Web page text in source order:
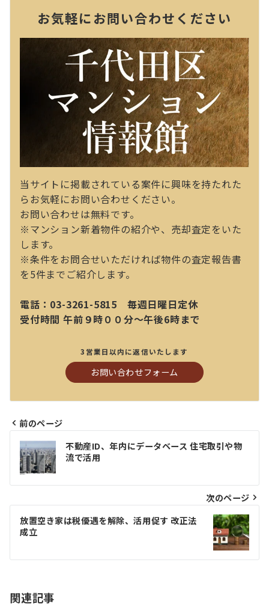
お気軽にお問い合わせください
当サイトに掲載されている案件に興味を持たれた
らお気軽にお問い合わせください。
お問い合わせは無料です。
※マンション新着物件の紹介や、売却査定をいた
します。
※条件をお問合せいただければ物件の査定報告書
を5件までご紹介します。
電話：03-3261-5815 毎週日曜日定休
受付時間 午前９時００分～午後6時まで
3営業日以内に返信いたします
お問い合わせフォーム
投
稿
ナ
ビ
ゲ
ー
シ
ン
前のページ
不動産ID、年内にデータベース 住宅取引や物
流で活⽤
次のページ
放置空き家は税優遇を解除、活⽤促す 改正法
成⽴
関連記事